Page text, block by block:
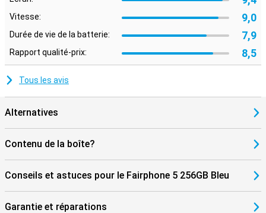
Vitesse: 9,0
Durée de vie de la batterie: 7,9
Rapport qualité-prix: 8,5
Tous les avis
Alternatives
Contenu de la boîte?
Conseils et astuces pour le Fairphone 5 256GB Bleu
Garantie et réparations